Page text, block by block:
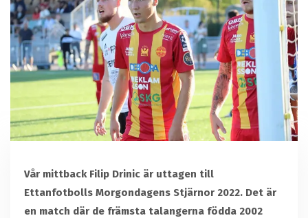
Vår mittback Filip Drinic är uttagen till
Ettanfotbolls Morgondagens Stjärnor 2022. Det är
en match där de främsta talangerna födda 2002